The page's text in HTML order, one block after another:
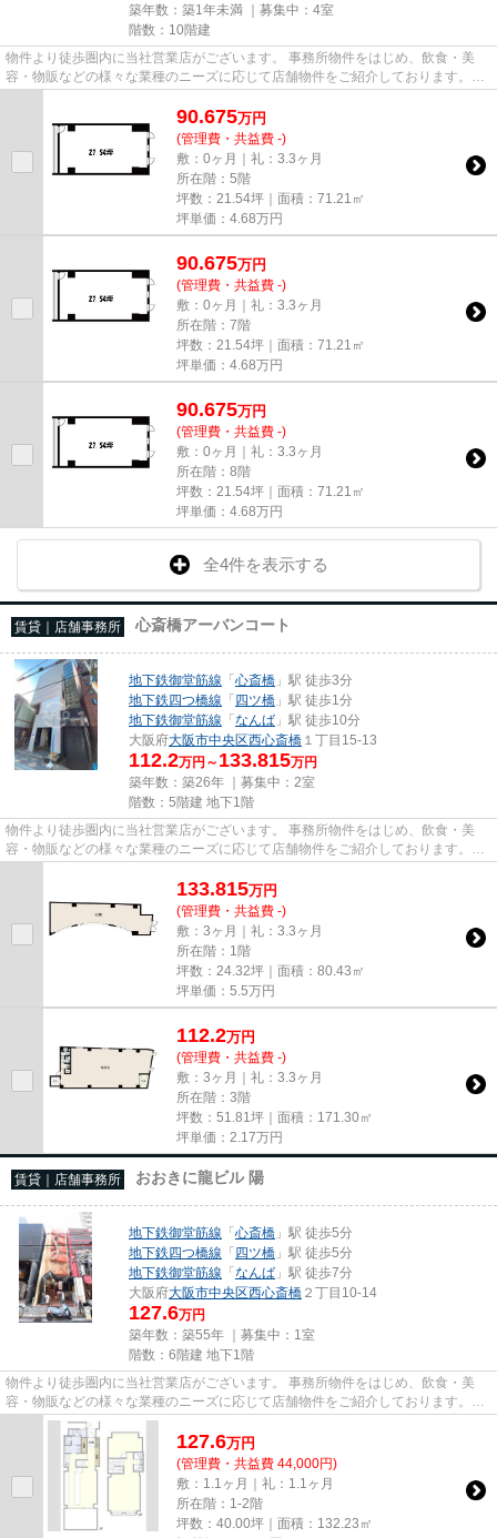
築年数：築1年未満 ｜募集中： 4室
階数：10階建
物件より徒歩圏内に当社営業店がございます。 事務所物件をはじめ、飲食・美
容・物販などの様々な業種のニーズに応じて店舗物件をご紹介しております。
尚、弊社ではおとり広告は一切...
90.675万円
(管理費・共益費 -)
敷：0ヶ月｜礼：3.3ヶ月
所在階：5階
坪数：21.54坪｜面積：71.21㎡
坪単価： 4.68万円
90.675万円
(管理費・共益費 -)
敷：0ヶ月｜礼：3.3ヶ月
所在階：7階
坪数：21.54坪｜面積：71.21㎡
坪単価： 4.68万円
90.675万円
(管理費・共益費 -)
敷：0ヶ月｜礼：3.3ヶ月
所在階：8階
坪数：21.54坪｜面積：71.21㎡
坪単価： 4.68万円
全4件を表示する
賃貸｜店舗事務所 心斎橋アーバンコート
地下鉄御堂筋線 「心斎橋 」駅 徒歩3分
地下鉄四つ橋線 「四ツ橋 」駅 徒歩1分
地下鉄御堂筋線 「なんば 」駅 徒歩10分
大阪府大阪市中央区西心斎橋 １丁目15-13
112.2万円～ 133.815万円
築年数：築26年 ｜募集中： 2室
階数：5階建 地下1階
物件より徒歩圏内に当社営業店がございます。 事務所物件をはじめ、飲食・美
容・物販などの様々な業種のニーズに応じて店舗物件をご紹介しております。
尚、弊社ではおとり広告は一切...
133.815万円
(管理費・共益費 -)
敷：3ヶ月｜礼：3.3ヶ月
所在階：1階
坪数：24.32坪｜面積：80.43㎡
坪単価： 5.5万円
112.2万円
(管理費・共益費 -)
敷：3ヶ月｜礼：3.3ヶ月
所在階：3階
坪数：51.81坪｜面積：171.30㎡
坪単価： 2.17万円
賃貸｜店舗事務所 おおきに龍ビル 陽
地下鉄御堂筋線 「心斎橋 」駅 徒歩5分
地下鉄四つ橋線 「四ツ橋 」駅 徒歩5分
地下鉄御堂筋線 「なんば 」駅 徒歩7分
大阪府大阪市中央区西心斎橋 ２丁目10-14
127.6万円
築年数：築55年 ｜募集中： 1室
階数：6階建 地下1階
物件より徒歩圏内に当社営業店がございます。 事務所物件をはじめ、飲食・美
容・物販などの様々な業種のニーズに応じて店舗物件をご紹介しております。
尚、弊社ではおとり広告は一切...
127.6万円
(管理費・共益費 44,000円)
敷：1.1ヶ月｜礼：1.1ヶ月
所在階：1-2階
坪数：40.00坪｜面積：132.23㎡